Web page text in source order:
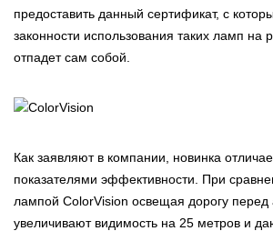
предоставить данный сертификат, с
законности использования таких ламп на
отпадет сам собой.
Как заявляют в компании, новинка
показателями эффективности. При
лампой ColorVision освещая дорогу перед
увеличивают видимость на 25 метров и